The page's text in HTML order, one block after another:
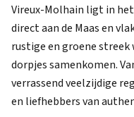
Vireux-Molhain ligt in
direct aan de Maas en
rustige en groene
dorpjes samenkomen.
verrassend veelzijdige
en liefhebbers van